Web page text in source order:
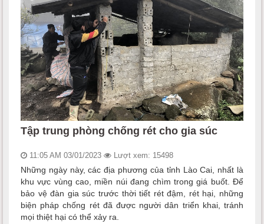
Tập trung phòng chống rét cho gia súc
11:05 AM 03/01/2023 Lượt xem: 15498
Những ngày này, các địa phương của tỉnh Lào Cai, nhất là
khu vực vùng cao, miền núi đang chìm trong giá buốt. Để
bảo vệ đàn gia súc trước thời tiết rét đậm, rét hại, những
biện pháp chống rét đã được người dân triển khai, tránh
mọi thiệt hại có thể xảy ra.